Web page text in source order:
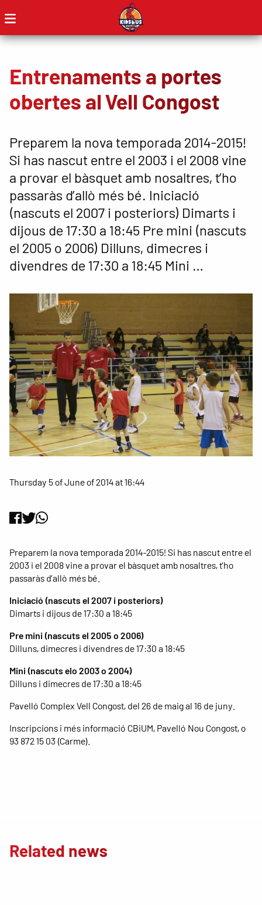
Entrenaments a portes
obertes al Vell Congost
Preparem la nova temporada 2014-2015!
Si has nascut entre el 2003 i el 2008 vine
a provar el bàsquet amb nosaltres, t’ho
passaràs d’allò més bé. Iniciació
(nascuts el 2007 i posteriors) Dimarts i
dijous de 17:30 a 18:45 Pre mini (nascuts
el 2005 o 2006) Dilluns, dimecres i
divendres de 17:30 a 18:45 Mini …
Thursday 5 of June of 2014 at 16:44
Preparem la nova temporada 2014-2015! Si has nascut entre el
2003 i el 2008 vine a provar el bàsquet amb nosaltres, t’ho
passaràs d’allò més bé.
Iniciació (nascuts el 2007 i posteriors)
Dimarts i dijous de 17:30 a 18:45
Pre mini (nascuts el 2005 o 2006)
Dilluns, dimecres i divendres de 17:30 a 18:45
Mini (nascuts elo 2003 o 2004)
Dilluns i dimecres de 17:30 a 18:45
Pavelló Complex Vell Congost, del 26 de maig al 16 de juny.
Inscripcions i més informació CBiUM, Pavelló Nou Congost, o
93 872 15 03 (Carme).
Related news